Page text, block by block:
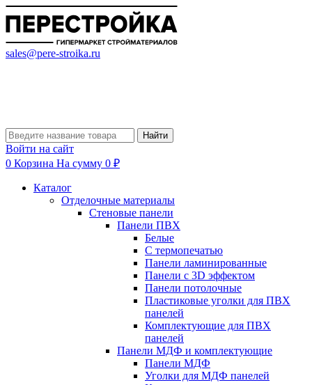
sales@pere-stroika.ru
Найти
Войти на сайт
0 Корзина На сумму 0 ₽
Каталог
Отделочные материалы
Стеновые панели
Панели ПВХ
Белые
С термопечатью
Панели ламинированные
Панели с 3D эффектом
Панели потолочные
Пластиковые уголки для ПВХ
панелей
Комплектующие для ПВХ
панелей
Панели МДФ и комплектующие
Панели МДФ
Уголки для МДФ панелей